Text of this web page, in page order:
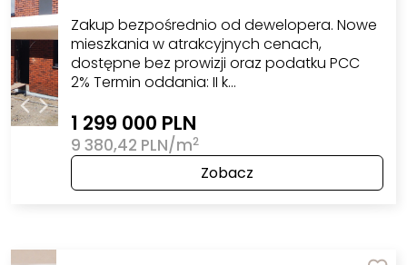
Zakup bezpośrednio od dewelopera. Nowe
mieszkania w atrakcyjnych cenach,
dostępne bez prowizji oraz podatku PCC
2% Termin oddania: II k…
1 299 000 PLN
9 380,42 PLN/m2
Zobacz